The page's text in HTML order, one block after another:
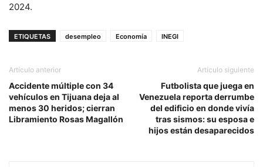
2024.
ETIQUETAS desempleo Economía INEGI
Artículo anterior
Accidente múltiple con 34
vehículos en Tijuana deja al
menos 30 heridos; cierran
Libramiento Rosas Magallón
Artículo siguiente
Futbolista que juega en
Venezuela reporta derrumbe
del edificio en donde vivía
tras sismos: su esposa e
hijos están desaparecidos